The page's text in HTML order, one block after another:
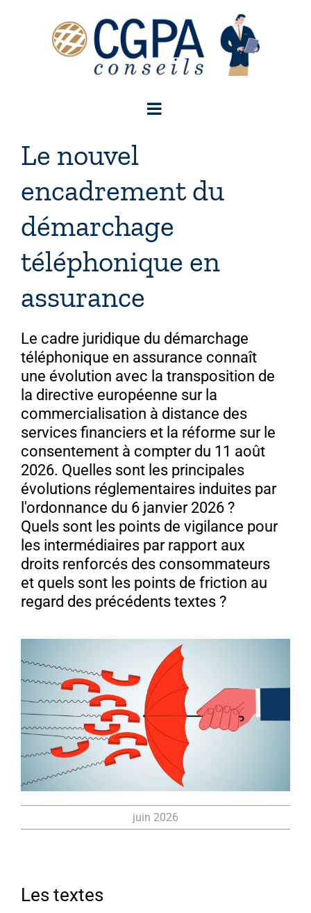
Le nouvel
encadrement du
démarchage
téléphonique en
assurance
Le cadre juridique du démarchage
téléphonique en assurance connaît
une évolution avec la transposition de
la directive européenne sur la
commercialisation à distance des
services financiers et la réforme sur le
consentement à compter du 11 août
2026. Quelles sont les principales
évolutions réglementaires induites par
l'ordonnance du 6 janvier 2026 ?
Quels sont les points de vigilance pour
les intermédiaires par rapport aux
droits renforcés des consommateurs
et quels sont les points de friction au
regard des précédents textes ?
l'image
agrandie
juin 2026
Les textes